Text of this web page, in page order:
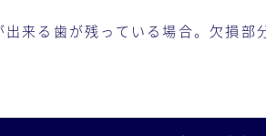
来る歯が残っている場合。欠損部